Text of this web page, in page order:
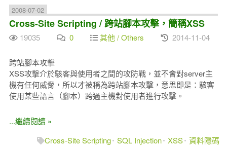
2008-07-02
Cross-Site Scripting / 跨站腳本攻擊，簡稱XSS
19035 0 其他 / Others 2014-11-04
跨站腳本攻擊
XSS攻擊介於駭客與使用者之間的攻防戰，並不會對server主
機有任何威脅，所以才被稱為跨站腳本攻擊，意思即是：駭客
使用某些語言（腳本）跨過主機對使用者進行攻擊。
...繼續閱讀 »
Cross-Site Scripting SQL Injection XSS 資料隱碼